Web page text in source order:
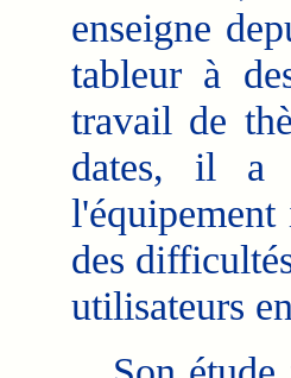
enseigne
tableur à
travail de
dates, il a
des
utilisateurs